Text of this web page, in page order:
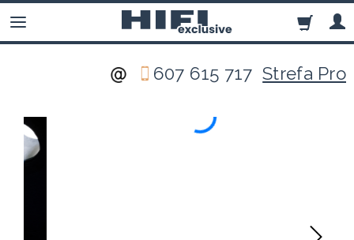
607 615 717Strefa Pro